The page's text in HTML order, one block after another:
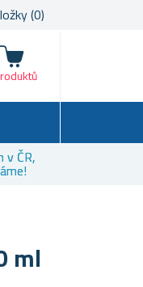
(0)
Nákupní košík
v ČR,
ml